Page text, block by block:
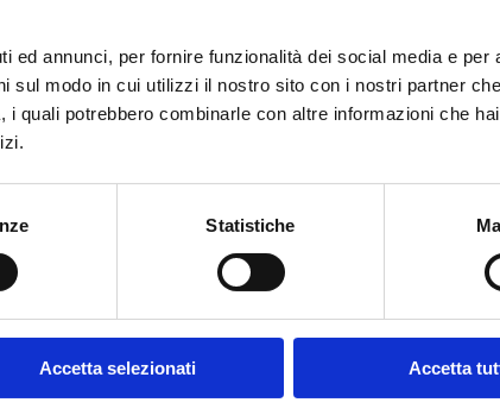
ed annunci, per fornire funzionalità dei social media e per
sul modo in cui utilizzi il nostro sito con i nostri partner
quali potrebbero combinarle con altre informazioni che
Statistiche
Accetta selezionati Accetta
-15.00%
Riso
-
Special Dog Premium Regular Pollo
€ 23,90 € 20,32